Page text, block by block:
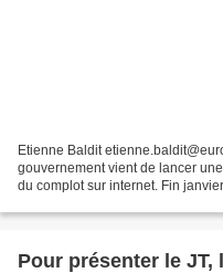
Etienne Baldit
gouvernement vient de lancer
du complot sur internet. Fin
Pour présenter le